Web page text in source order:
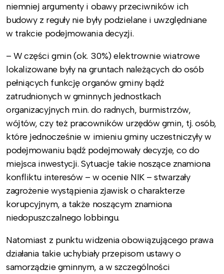
niemniej argumenty i obawy przeciwników ich
budowy z reguły nie były podzielane i uwzględniane
w trakcie podejmowania decyzji.
– W części gmin (ok. 30%) elektrownie wiatrowe
lokalizowane były na gruntach należących do osób
pełniących funkcję organów gminy bądź
zatrudnionych w gminnych jednostkach
organizacyjnych m.in. do radnych, burmistrzów,
wójtów, czy też pracowników urzędów gmin, tj. osób,
które jednocześnie w imieniu gminy uczestniczyły w
podejmowaniu bądź podejmowały decyzje, co do
miejsca inwestycji. Sytuacje takie noszące znamiona
konfliktu interesów – w ocenie NIK – stwarzały
zagrożenie wystąpienia zjawisk o charakterze
korupcyjnym, a także noszącym znamiona
niedopuszczalnego lobbingu.
Natomiast z punktu widzenia obowiązującego prawa
działania takie uchybiały przepisom ustawy o
samorządzie gminnym, a w szczególności